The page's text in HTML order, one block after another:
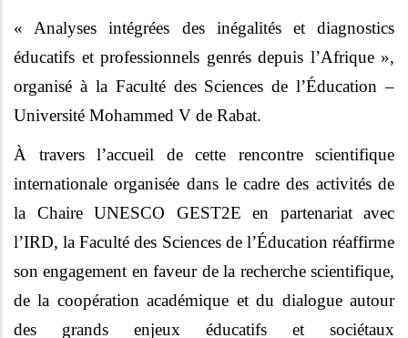
« Analyses intégrées des inégalités et diagnostics
éducatifs et professionnels genrés depuis l’Afrique »,
organisé à la Faculté des Sciences de l’Éducation –
Université Mohammed V de Rabat.
À travers l’accueil de cette rencontre scientifique
internationale organisée dans le cadre des activités de
la Chaire UNESCO GEST2E en partenariat avec
l’IRD, la Faculté des Sciences de l’Éducation réaffirme
son engagement en faveur de la recherche scientifique,
de la coopération académique et du dialogue autour
des grands enjeux éducatifs et sociétaux